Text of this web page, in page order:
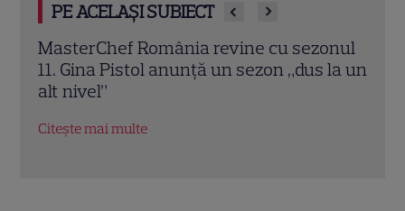
PE ACELAȘI SUBIECT
un
„Îmi este frică de Nea Mărin, dar vreau să
arăt ce pot”. Ce vedete intră în noua
ediție „Poftiți pe la noi – Poftiți la